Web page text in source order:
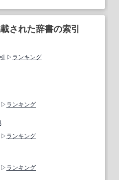
された辞書の索引
ランキング
ランキング
ランキング
ランキング